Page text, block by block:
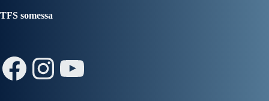
TFS somessa
Facebook
Instagram
YouTube